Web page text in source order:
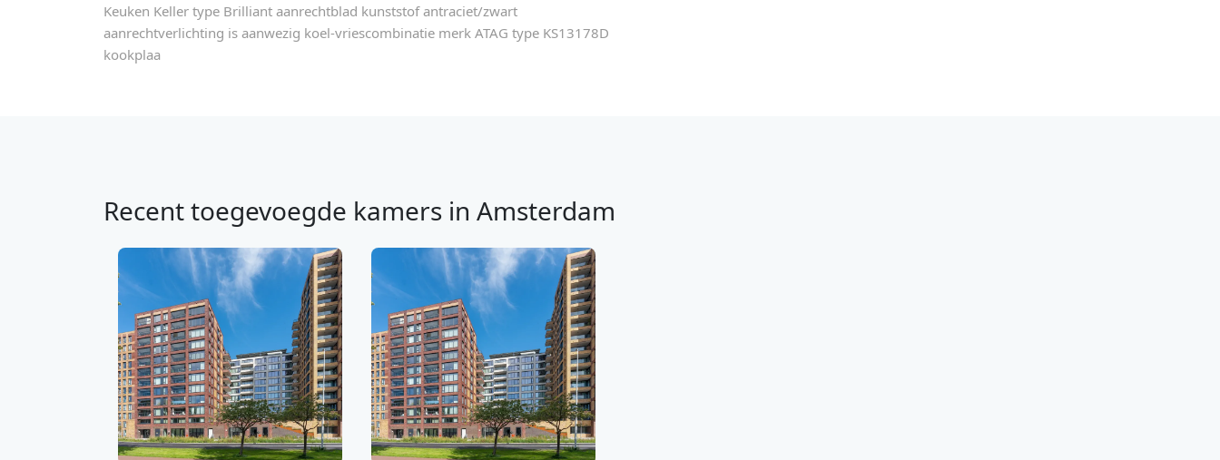
Keuken Keller type Brilliant aanrechtblad kunststof antraciet/zwart
aanrechtverlichting is aanwezig koel-vriescombinatie merk ATAG type KS13178D
kookplaa
Recent toegevoegde kamers in Amsterdam